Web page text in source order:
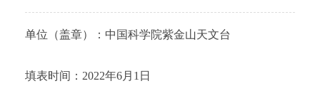
单位（盖章）：中国科学院紫金山天文台
填表时间：2022年6月1日